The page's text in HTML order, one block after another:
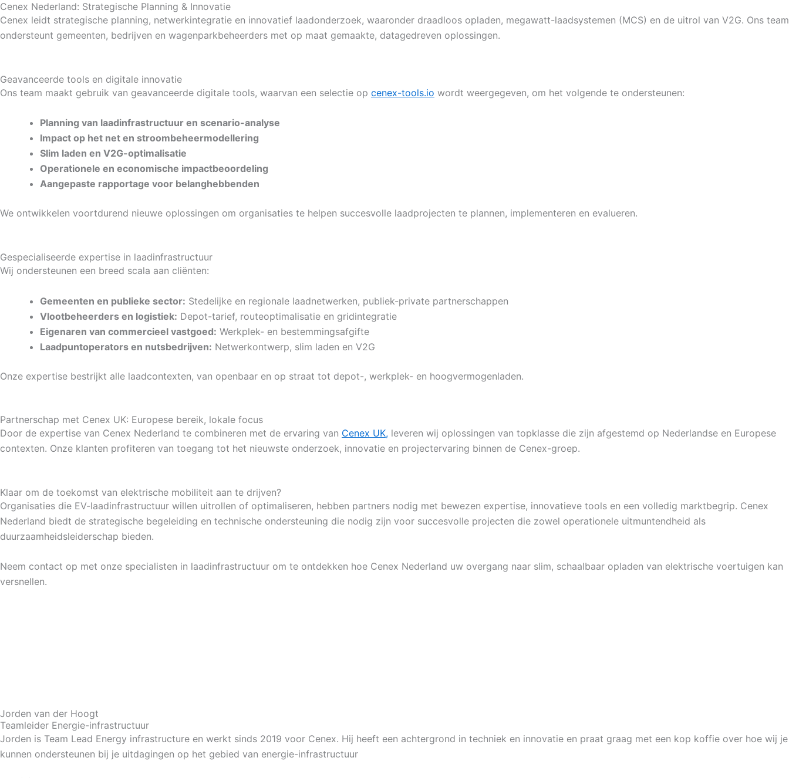
Cenex Nederland: Strategische Planning & Innovatie
Cenex leidt strategische planning, netwerkintegratie en innovatief laadonderzoek, waaronder draadloos opladen, megawatt-laadsystemen (MCS) en de uitrol van V2G. Ons team
ondersteunt gemeenten, bedrijven en wagenparkbeheerders met op maat gemaakte, datagedreven oplossingen.
Geavanceerde tools en digitale innovatie
Ons team maakt gebruik van geavanceerde digitale tools, waarvan een selectie op cenex-tools.io wordt weergegeven, om het volgende te ondersteunen:
Planning van laadinfrastructuur en scenario-analyse
Impact op het net en stroombeheermodellering
Slim laden en V2G-optimalisatie
Operationele en economische impactbeoordeling
Aangepaste rapportage voor belanghebbenden
We ontwikkelen voortdurend nieuwe oplossingen om organisaties te helpen succesvolle laadprojecten te plannen, implementeren en evalueren.
Gespecialiseerde expertise in laadinfrastructuur
Wij ondersteunen een breed scala aan cliënten:
Gemeenten en publieke sector: Stedelijke en regionale laadnetwerken, publiek-private partnerschappen
Vlootbeheerders en logistiek: Depot-tarief, routeoptimalisatie en gridintegratie
Eigenaren van commercieel vastgoed: Werkplek- en bestemmingsafgifte
Laadpuntoperators en nutsbedrijven: Netwerkontwerp, slim laden en V2G
Onze expertise bestrijkt alle laadcontexten, van openbaar en op straat tot depot-, werkplek- en hoogvermogenladen.
Partnerschap met Cenex UK: Europese bereik, lokale focus
Door de expertise van Cenex Nederland te combineren met de ervaring van Cenex UK, leveren wij oplossingen van topklasse die zijn afgestemd op Nederlandse en Europese
contexten. Onze klanten profiteren van toegang tot het nieuwste onderzoek, innovatie en projectervaring binnen de Cenex-groep.
Klaar om de toekomst van elektrische mobiliteit aan te drijven?
Organisaties die EV-laadinfrastructuur willen uitrollen of optimaliseren, hebben partners nodig met bewezen expertise, innovatieve tools en een volledig marktbegrip. Cenex
Nederland biedt de strategische begeleiding en technische ondersteuning die nodig zijn voor succesvolle projecten die zowel operationele uitmuntendheid als
duurzaamheidsleiderschap bieden.
Neem contact op met onze specialisten in laadinfrastructuur om te ontdekken hoe Cenex Nederland uw overgang naar slim, schaalbaar opladen van elektrische voertuigen kan
versnellen.
Jorden van der Hoogt
Teamleider Energie-infrastructuur
Jorden is Team Lead Energy infrastructure en werkt sinds 2019 voor Cenex. Hij heeft een achtergrond in techniek en innovatie en praat graag met een kop koffie over hoe wij je
kunnen ondersteunen bij je uitdagingen op het gebied van energie-infrastructuur